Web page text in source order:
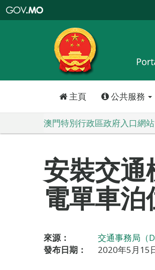
特
政
區
政
口
主頁 公共服務
澳門特別行政區政府入口網站
安裝交
電單車泊
來源：
交通事務局（
發布日期：
2020年5月15